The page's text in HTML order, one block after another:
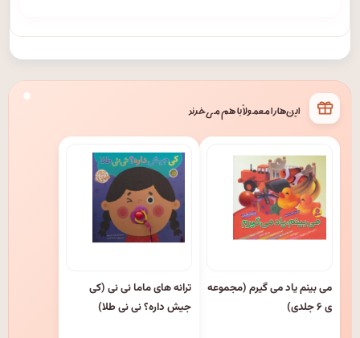
این‌ها را معمولاً با هم می‌خرند
می بینم یاد می گیرم (مجموعه
ی ۶ جلدی)
ترانه های ماما نی نی (کی
جیش داره؟ نی نی طلا)